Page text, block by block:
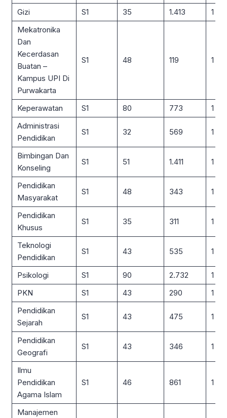
Gizi S1 35 1.413
1 :
Mekatronika
Dan
Kecerdasan
Buatan –
Kampus UPI Di
Purwakarta
S1 48 119 1 : 2
Keperawatan S1 80 773
1 : 10
Administrasi
Pendidikan
S1 32 569 1 : 18
Bimbingan Dan
Konseling
S1 51 1.411 1 :
Pendidikan
Masyarakat
S1 48 343 1 : 7
Pendidikan
Khusus
S1 35 311 1 : 9
Teknologi
Pendidikan
S1 43 535 1 : 12
Psikologi S1 90 2.732
1 :
PKN
S1 43 290
1 : 7
Pendidikan
Sejarah
S1 43 475 1 : 11
Pendidikan
Geografi
S1 43 346 1 : 8
Ilmu
Pendidikan
Agama Islam
S1 46 861 1 : 19
Manajemen